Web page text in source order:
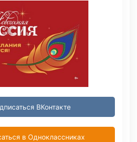
ВКонтакте
в Одноклассниках